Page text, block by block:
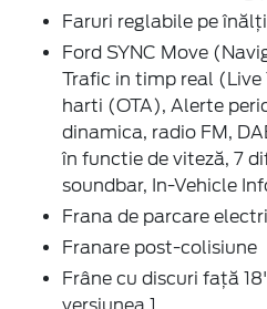
Faruri reglabile pe
Ford SYNC Move
Trafic in timp real
harti (OTA), Alerte
dinamica, radio FM,
în functie de viteză, 7
soundbar, In-Vehicle
Frana de parcare
Franare post-colisiune
Frâne cu discuri față